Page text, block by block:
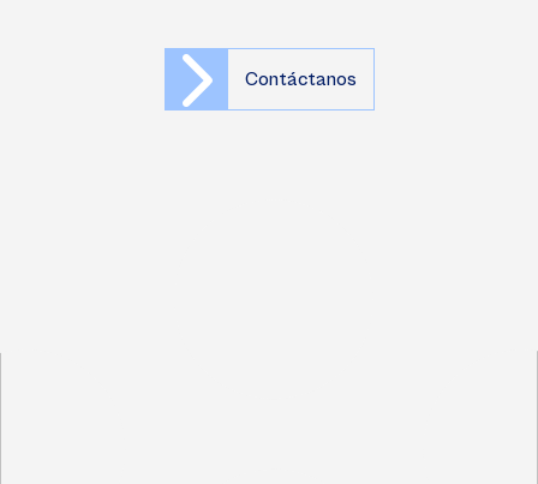
Contáctanos